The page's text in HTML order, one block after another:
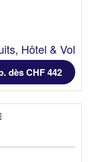
Hôtel & Vol
dès CHF 442